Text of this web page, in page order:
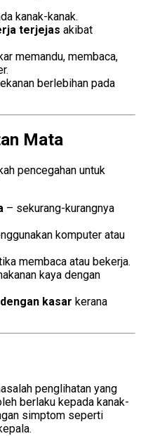
kanak-kanak.
terjejas akibat
memandu, membaca,
berlebihan pada
Mata
pencegahan untuk
– sekurang-kurangnya
komputer atau
membaca atau bekerja.
kaya dengan
kasar kerana
penglihatan yang
berlaku kepada kanak-
simptom seperti